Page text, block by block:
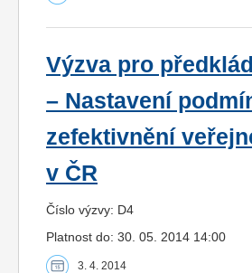
Výzva pro
– Nastavení
zefektivnění
v ČR
Číslo výzvy: D4
Platnost do: 30. 05. 2014 14:00
3. 4. 2014